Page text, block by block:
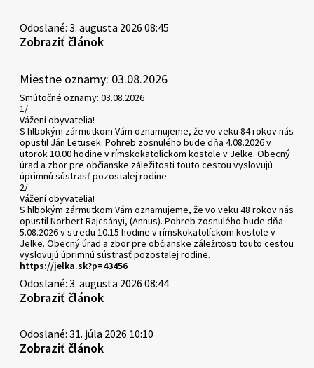
Odoslané: 3. augusta 2026 08:45
Zobraziť článok
Miestne oznamy: 03.08.2026
Smútočné oznamy: 03.08.2026
1/
Vážení obyvatelia!
S hlbokým zármutkom Vám oznamujeme, že vo veku 84 rokov nás
opustil Ján Letusek. Pohreb zosnulého bude dňa 4.08.2026 v
utorok 10.00 hodine v rímskokatolíckom kostole v Jelke. Obecný
úrad a zbor pre občianske záležitosti touto cestou vyslovujú
úprimnú sústrasť pozostalej rodine.
2/
Vážení obyvatelia!
S hlbokým zármutkom Vám oznamujeme, že vo veku 48 rokov nás
opustil Norbert Rajcsányi, (Annus). Pohreb zosnulého bude dňa
5.08.2026 v stredu 10.15 hodine v rímskokatolíckom kostole v
Jelke. Obecný úrad a zbor pre občianske záležitosti touto cestou
vyslovujú úprimnú sústrasť pozostalej rodine.
https://jelka.sk?p=43456
Odoslané: 3. augusta 2026 08:44
Zobraziť článok
Odoslané: 31. júla 2026 10:10
Zobraziť článok